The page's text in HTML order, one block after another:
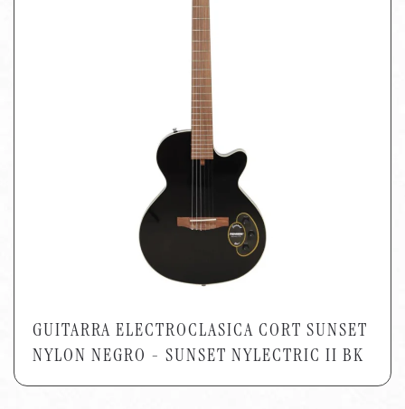
GUITARRA ELECTROCLASICA CORT SUNSET
NYLON NEGRO - SUNSET NYLECTRIC II BK